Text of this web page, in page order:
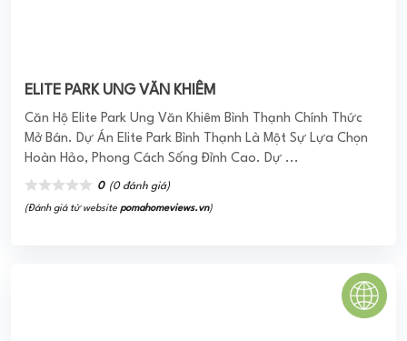
ELITE PARK UNG VĂN KHIÊM
Căn Hộ Elite Park Ung Văn Khiêm Bình Thạnh Chính Thức
Mở Bán. Dự Án Elite Park Bình Thạnh Là Một Sự Lựa Chọn
Hoàn Hảo, Phong Cách Sống Đỉnh Cao. Dự ...
0 (0 đánh giá)
(Đánh giá từ website pomahomeviews.vn)